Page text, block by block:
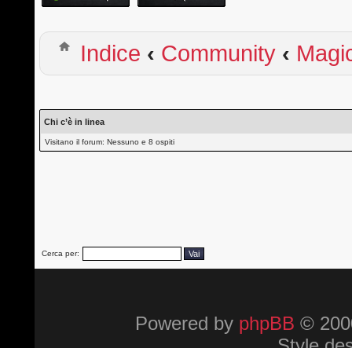
Indice ‹ Community ‹
Chi c’è in linea
Visitano il forum: Nessuno e 8 ospiti
Cerca per:
Powered by phpBB ©